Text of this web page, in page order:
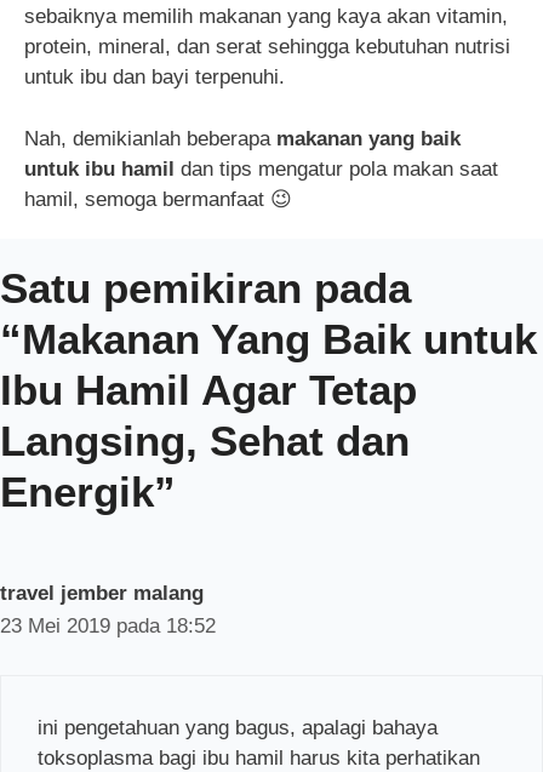
sebaiknya memilih makanan yang kaya akan vitamin,
protein, mineral, dan serat sehingga kebutuhan nutrisi
untuk ibu dan bayi terpenuhi.
Nah, demikianlah beberapa makanan yang baik
untuk ibu hamil dan tips mengatur pola makan saat
hamil, semoga bermanfaat 😉
Satu pemikiran pada
“Makanan Yang Baik untuk
Ibu Hamil Agar Tetap
Langsing, Sehat dan
Energik”
travel jember malang
23 Mei 2019 pada 18:52
ini pengetahuan yang bagus, apalagi bahaya
toksoplasma bagi ibu hamil harus kita perhatikan